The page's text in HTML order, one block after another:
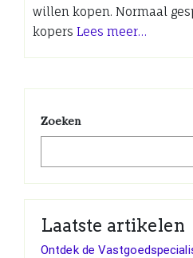
willen kopen. Normaal
kopers Lees meer…
Zoeken
Laatste artikelen
Ontdek de